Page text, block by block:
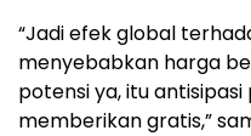
“Jadi efek global
menyebabkan harga
potensi ya, itu
memberikan gratis,”